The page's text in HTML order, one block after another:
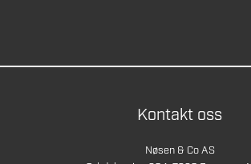
Kontakt oss
Nøsen & Co AS